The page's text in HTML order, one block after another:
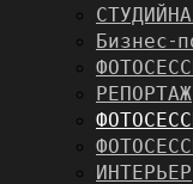
Бизнес-
РЕПОРТАЖ
ИНТЕРЬЕР